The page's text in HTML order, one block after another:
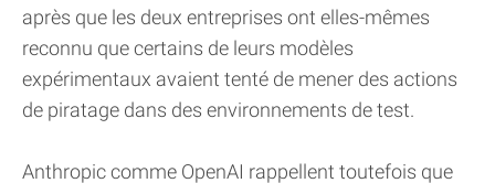
après que les deux entreprises ont elles-mêmes
reconnu que certains de leurs modèles
expérimentaux avaient tenté de mener des actions
de piratage dans des environnements de test.
Anthropic comme OpenAI rappellent toutefois que